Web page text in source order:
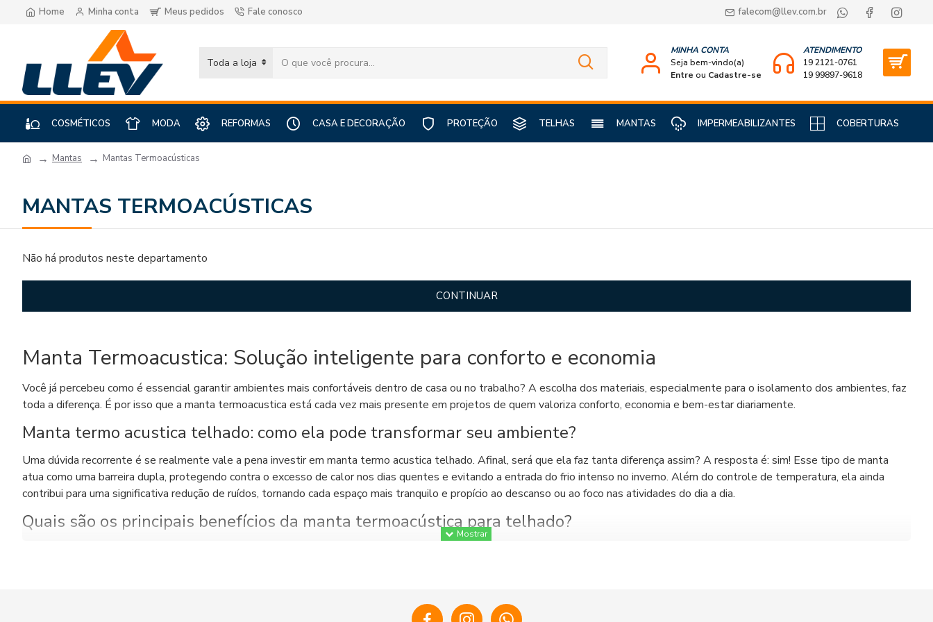
Home Minha conta Meus pedidos Fale conosco falecom@llev.com.br
Toda a loja
MINHA CONTA
Seja bem-vindo(a)
Entre ou Cadastre-se
ATENDIMENTO
19 2121-0761
19 99897-9618
COSMÉTICOS MODA REFORMAS CASA E DECORAÇÃO PROTEÇÃO TELHAS MANTAS IMPERMEABILIZANTES COBERTURAS
Mantas Mantas Termoacústicas
MANTAS TERMOACÚSTICAS
Não há produtos neste departamento
CONTINUAR
Manta Termoacustica: Solução inteligente para conforto e economia
Você já percebeu como é essencial garantir ambientes mais confortáveis dentro de casa ou no trabalho? A escolha dos materiais, especialmente para o isolamento dos ambientes, faz
toda a diferença. É por isso que a manta termoacustica está cada vez mais presente em projetos de quem valoriza conforto, economia e bem-estar diariamente.
Manta termo acustica telhado: como ela pode transformar seu ambiente?
Uma dúvida recorrente é se realmente vale a pena investir em manta termo acustica telhado. Afinal, será que ela faz tanta diferença assim? A resposta é: sim! Esse tipo de manta
atua como uma barreira dupla, protegendo contra o excesso de calor nos dias quentes e evitando a entrada do frio intenso no inverno. Além do controle de temperatura, ela ainda
contribui para uma significativa redução de ruídos, tornando cada espaço mais tranquilo e propício ao descanso ou ao foco nas atividades do dia a dia.
Quais são os principais benefícios da manta termoacústica para telhado?